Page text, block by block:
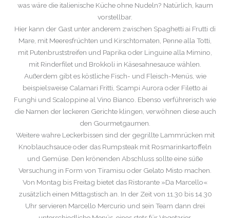
was wäre die italienische Küche ohne Nudeln? Natürlich, kaum
vorstellbar.
Hier kann der Gast unter anderem zwischen Spaghetti ai Frutti di
Mare, mit Meeresfrüchten und Kirschtomaten, Penne alla Totti,
mit Putenbruststreifen und Paprika oder Linguine alla Mimino,
mit Rinderfilet und Brokkoli in Käsesahnesauce wählen.
Außerdem gibt es köstliche Fisch- und Fleisch-Menüs, wie
beispielsweise Calamari Fritti, Scampi Aurora oder Filetto ai
Funghi und Scaloppine al Vino Bianco. Ebenso verführerisch wie
die Namen der leckeren Gerichte klingen, verwöhnen diese auch
den Gourmetgaumen.
Weitere wahre Leckerbissen sind der gegrillte Lammrücken mit
Knoblauchsauce oder das Rumpsteak mit Rosmarinkartoffeln
und Gemüse. Den krönenden Abschluss sollte eine süße
Versuchung in Form von Tiramisu oder Gelato Misto machen.
Von Montag bis Freitag bietet das Ristorante »Da Marcello«
zusätzlich einen Mittagstisch an. In der Zeit von 11.30 bis 14.30
Uhr servieren Marcello Mercurio und sein Team dann drei